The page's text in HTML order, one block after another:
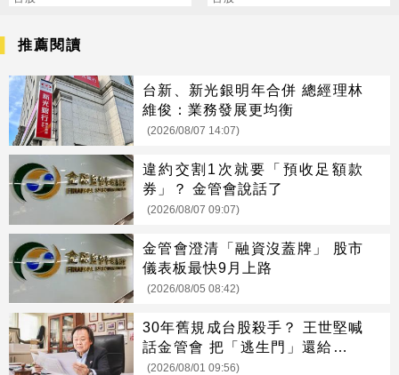
推薦閱讀
台新、新光銀明年合併 總經理林
維俊：業務發展更均衡
(2026/08/07 14:07)
違約交割1次就要「預收足額款
券」？ 金管會說話了
(2026/08/07 09:07)
金管會澄清「融資沒蓋牌」 股市
儀表板最快9月上路
(2026/08/05 08:42)
30年舊規成台股殺手？ 王世堅喊
話金管會 把「逃生門」還給投資
人
(2026/08/01 09:56)